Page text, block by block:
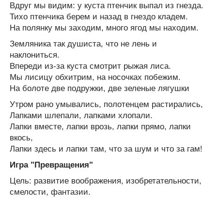
Вдруг мы видим: у куста птенчик выпал из гнезда.
Тихо птенчика берем и назад в гнездо кладем.
На полянку мы заходим, много ягод мы находим.
Земляника так душиста, что не лень и
наклониться.
Впереди из-за куста смотрит рыжая лиса.
Мы лисицу обхитрим, на носочках побежим.
На болоте две подружки, две зеленые лягушки
Утром рано умывались, полотенцем растирались,
Лапками шлепали, лапками хлопали.
Лапки вместе, лапки врозь, лапки прямо, лапки
вкось,
Лапки здесь и лапки там, что за шум и что за гам!
Игра "Превращения"
Цель: развитие воображения, изобретательности,
смелости, фантазии.